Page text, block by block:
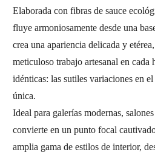
Elaborada con fibras de sauce
fluye armoniosamente desde una
crea una apariencia delicada y
meticuloso trabajo artesanal en
idénticas: las sutiles variaciones en
única.
Ideal para galerías modernas,
convierte en un punto focal
amplia gama de estilos de interior,